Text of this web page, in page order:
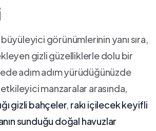
görünümlerinin yanı ​sıra,
gizli güzelliklerle dolu bir
adım adım yürüdüğünüzde⁤
etkileyici⁤ manzaralar ​arasında,
gizli bahçeler, rakı içilecek keyifli
sunduğu doğal havuzlar